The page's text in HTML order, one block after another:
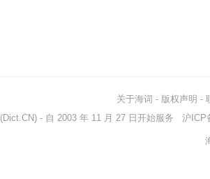
关于海词 - 版权声明 -
(Dict.CN) - 自 2003 年 11 月 27 日开始服务 沪ICP